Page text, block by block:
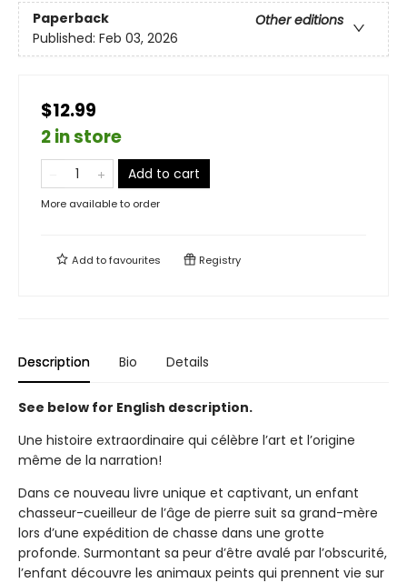
Paperback
Other editions
Published: Feb 03, 2026
$12.99
2 in store
Add to cart
More available to order
Add tofavourites Registry
Description Bio Details
See below for English description.
Une histoire extraordinaire qui célèbre l’art et l’origine
même de la narration!
Dans ce nouveau livre unique et captivant, un enfant
chasseur-cueilleur de l’âge de pierre suit sa grand-mère
lors d’une expédition de chasse dans une grotte
profonde. Surmontant sa peur d’être avalé par l’obscurité,
l’enfant découvre les animaux peints qui prennent vie sur